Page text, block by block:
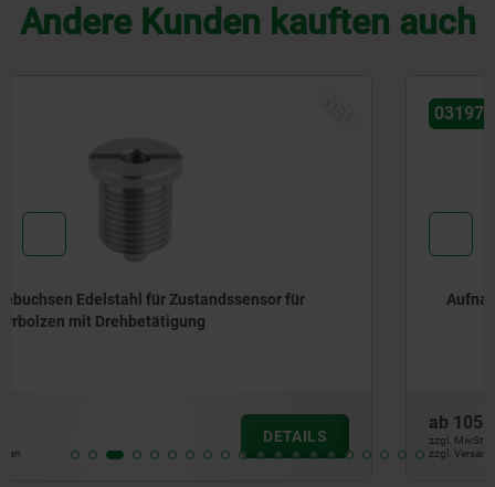
Andere Kunden kauften auch
Aufnahmebuchsen Edelstahl mit Zustandssensor
zzgl. Versandkosten
DETAILS